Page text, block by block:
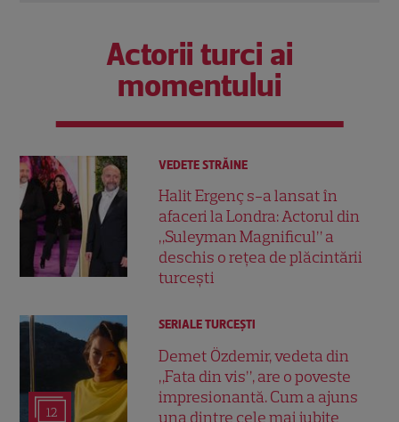
Actorii turci ai
momentului
VEDETE STRĂINE
Halit Ergenç s-a lansat în
afaceri la Londra: Actorul din
„Suleyman Magnificul” a
deschis o rețea de plăcintării
turcești
12
SERIALE TURCEŞTI
Demet Özdemir, vedeta din
„Fata din vis”, are o poveste
impresionantă. Cum a ajuns
una dintre cele mai iubite